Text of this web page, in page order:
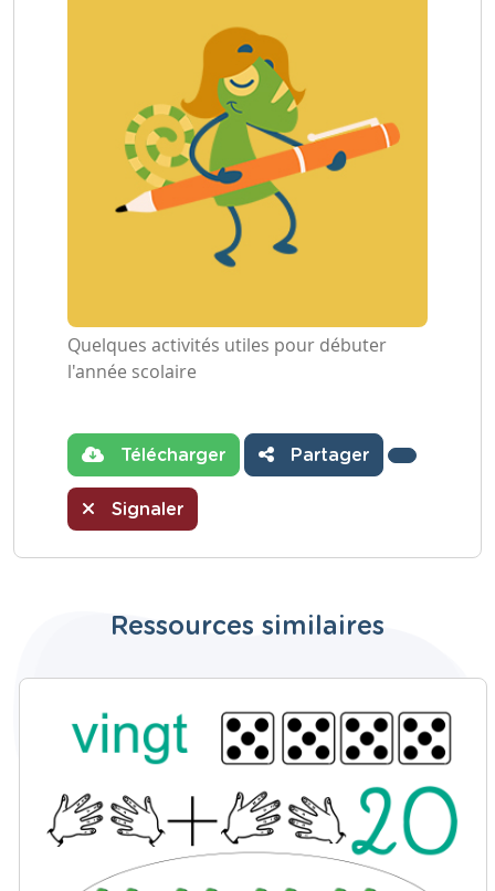
Quelques activités utiles pour débuter
l'année scolaire
Télécharger Partager
Signaler
Ressources similaires